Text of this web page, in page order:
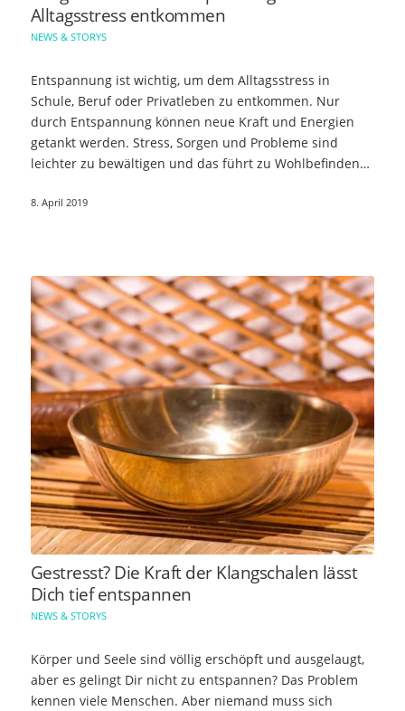
Alltagsstress entkommen
NEWS & STORYS
Entspannung ist wichtig, um dem Alltagsstress in
Schule, Beruf oder Privatleben zu entkommen. Nur
durch Entspannung können neue Kraft und Energien
getankt werden. Stress, Sorgen und Probleme sind
leichter zu bewältigen und das führt zu Wohlbefinden…
8. April 2019
Gestresst? Die Kraft der Klangschalen lässt
Dich tief entspannen
NEWS & STORYS
Körper und Seele sind völlig erschöpft und ausgelaugt,
aber es gelingt Dir nicht zu entspannen? Das Problem
kennen viele Menschen. Aber niemand muss sich